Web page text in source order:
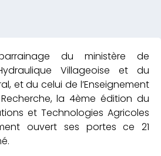
du ministère de
Villageoise et du
et du celui de l’Enseignement
la 4ème édition du
et Technologies Agricoles
ouvert ses portes ce 21